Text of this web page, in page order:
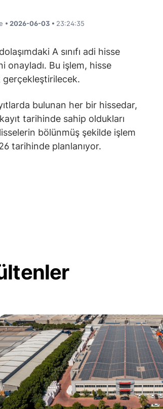
• 2026-06-03 • 23:24:35
A sınıfı adi hisse
onayladı. Bu işlem, hisse
bulunan her bir hissedar,
tarihinde sahip oldukları
bölünmüş şekilde işlem
tarihinde planlanıyor.